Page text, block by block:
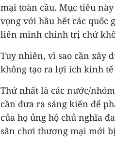
mại toàn cầu. Mục tiêu
vọng với hầu hết các quốc
liên minh chính trị chứ
Tuy nhiên, vì sao cần xây
không tạo ra lợi ích kinh tế
Thứ nhất là các nước/
cần đưa ra sáng kiến để
của họ ủng hộ chủ nghĩa
sân chơi thương mại mới